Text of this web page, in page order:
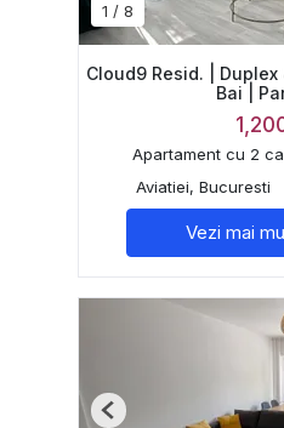
1 / 8
Cloud9 Resid. |
Bai |
Apartament cu 2
Aviatiei, Bucuresti
Vezi mai
Previous